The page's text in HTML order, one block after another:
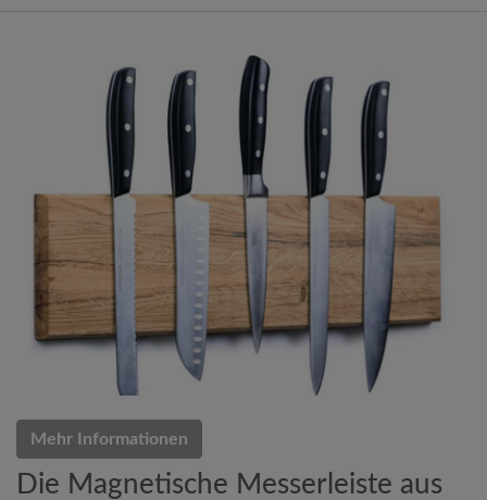
Mehr Informationen
Die Magnetische Messerleiste aus